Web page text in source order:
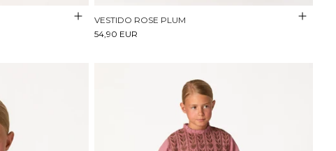
VESTIDO ROSE PLUM
54,90 EUR